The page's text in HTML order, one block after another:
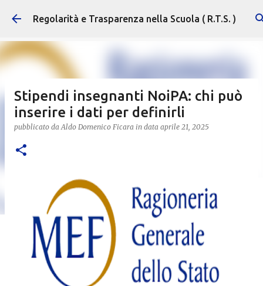
Passa ai contenuti principali
Regolarità e Trasparenza nella Scuola ( R.T.S. )
Stipendi insegnanti NoiPA: chi può
inserire i dati per definirli
pubblicato daAldo Domenico Ficara in data aprile 21, 2025